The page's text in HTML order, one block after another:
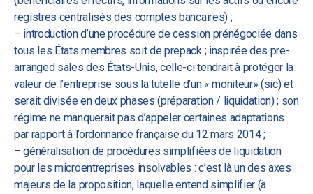
registres centralisés des comptes bancaires) ;
– introduction d’une procédure de cession prénégociée dans
tous les États membres soit de prepack ; inspirée des pre-
arranged sales des États-Unis, celle-ci tendrait à protéger la
valeur de l’entreprise sous la tutelle d’un « moniteur» (sic) et
serait divisée en deux phases (préparation / liquidation) ; son
régime ne manquerait pas d’appeler certaines adaptations
par rapport à l’ordonnance française du 12 mars 2014 ;
– généralisation de procédures simplifiées de liquidation
pour les microentreprises insolvables : c’est là un des axes
majeurs de la proposition, laquelle entend simplifier (à